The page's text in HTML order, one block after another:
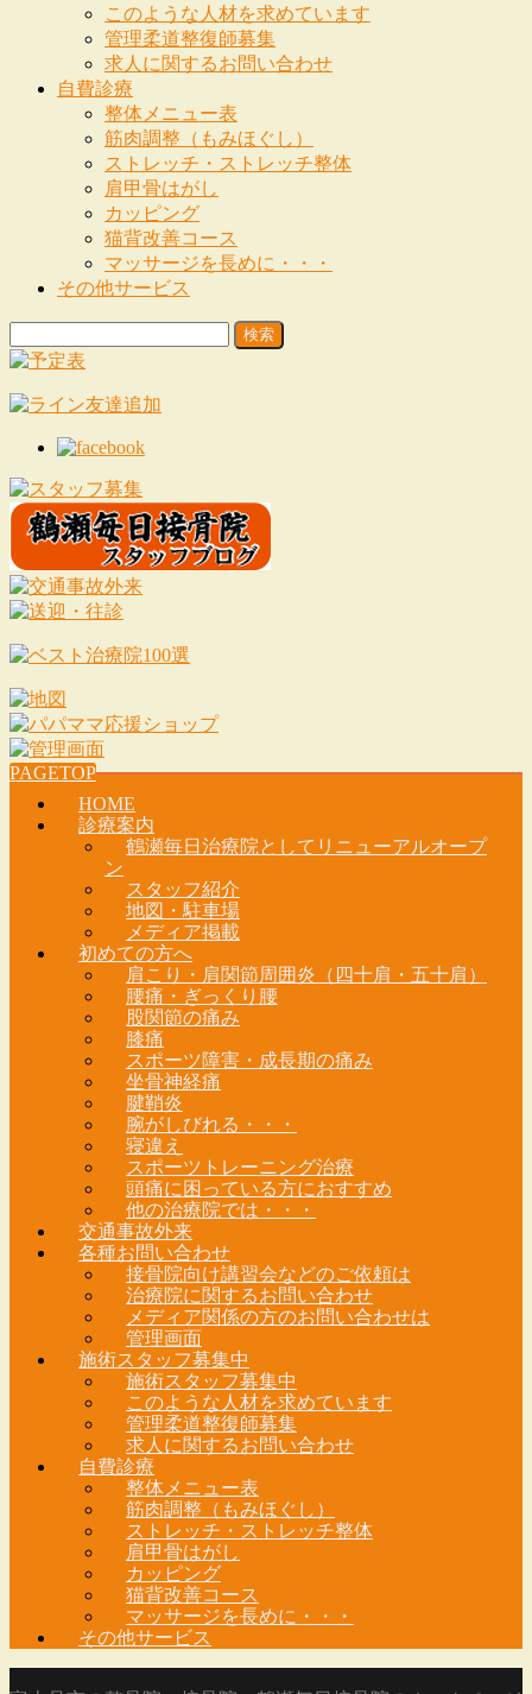
このような人材を求めています
管理柔道整復師募集
求人に関するお問い合わせ
自費診療
整体メニュー表
筋肉調整（もみほぐし）
ストレッチ・ストレッチ整体
肩甲骨はがし
カッピング
猫背改善コース
マッサージを長めに・・・
その他サービス
索:
PAGETOP
HOME
診療案内
鶴瀬毎日治療院としてリニューアルオープ
ン
スタッフ紹介
地図・駐車場
メディア掲載
初めての方へ
肩こり・肩関節周囲炎（四十肩・五十肩）
腰痛・ぎっくり腰
股関節の痛み
膝痛
スポーツ障害・成長期の痛み
坐骨神経痛
腱鞘炎
腕がしびれる・・・
寝違え
スポーツトレーニング治療
頭痛に困っている方におすすめ
他の治療院では・・・
交通事故外来
各種お問い合わせ
接骨院向け講習会などのご依頼は
治療院に関するお問い合わせ
メディア関係の方のお問い合わせは
管理画面
施術スタッフ募集中
施術スタッフ募集中
このような人材を求めています
管理柔道整復師募集
求人に関するお問い合わせ
自費診療
整体メニュー表
筋肉調整（もみほぐし）
ストレッチ・ストレッチ整体
肩甲骨はがし
カッピング
猫背改善コース
マッサージを長めに・・・
その他サービス